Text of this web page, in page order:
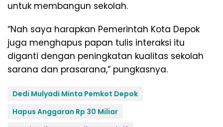
untuk membangun sekolah.
“Nah saya harapkan Pemerintah Kota Depok
juga menghapus papan tulis interaksi itu
diganti dengan peningkatan kualitas sekolah
sarana dan prasarana,” pungkasnya.
Dedi Mulyadi Minta Pemkot Depok
Hapus Anggaran Rp 30 Miliar